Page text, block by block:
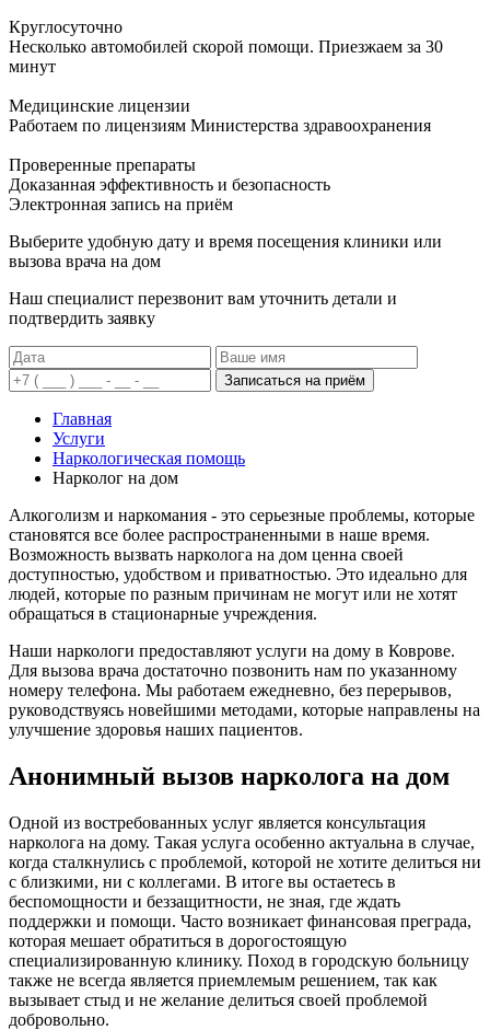
Круглосуточно
Несколько автомобилей скорой помощи. Приезжаем за 30
минут
Медицинские лицензии
Работаем по лицензиям Министерства здравоохранения
Проверенные препараты
Доказанная эффективность и безопасность
Электронная запись на приём
Выберите удобную дату и время посещения клиники или
вызова врача на дом
Наш специалист перезвонит вам уточнить детали и
подтвердить заявку
Записаться на приём
Главная
Услуги
Наркологическая помощь
Нарколог на дом
Алкоголизм и наркомания - это серьезные проблемы, которые
становятся все более распространенными в наше время.
Возможность вызвать нарколога на дом ценна своей
доступностью, удобством и приватностью. Это идеально для
людей, которые по разным причинам не могут или не хотят
обращаться в стационарные учреждения.
Наши наркологи предоставляют услуги на дому в Коврове.
Для вызова врача достаточно позвонить нам по указанному
номеру телефона. Мы работаем ежедневно, без перерывов,
руководствуясь новейшими методами, которые направлены на
улучшение здоровья наших пациентов.
Анонимный вызов нарколога на дом
Одной из востребованных услуг является консультация
нарколога на дому. Такая услуга особенно актуальна в случае,
когда сталкнулись с проблемой, которой не хотите делиться ни
с близкими, ни с коллегами. В итоге вы остаетесь в
беспомощности и беззащитности, не зная, где ждать
поддержки и помощи. Часто возникает финансовая преграда,
которая мешает обратиться в дорогостоящую
специализированную клинику. Поход в городскую больницу
также не всегда является приемлемым решением, так как
вызывает стыд и не желание делиться своей проблемой
добровольно.